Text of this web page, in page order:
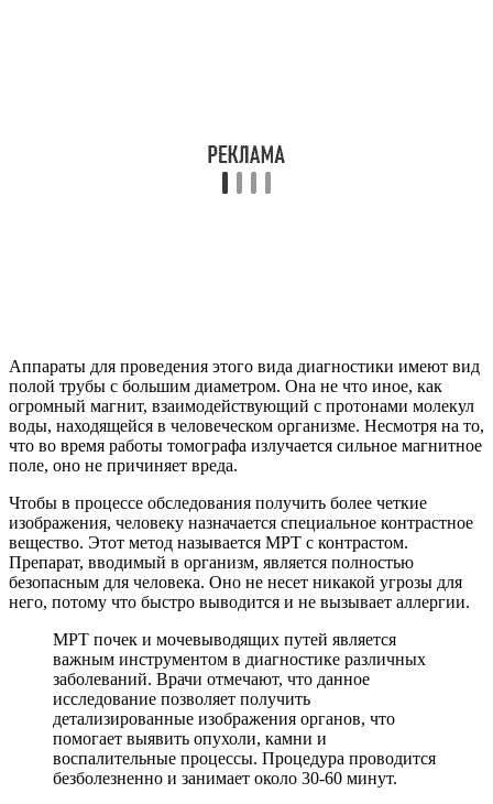
Аппараты для проведения этого вида диагностики имеют вид
полой трубы с большим диаметром. Она не что иное, как
огромный магнит, взаимодействующий с протонами молекул
воды, находящейся в человеческом организме. Несмотря на то,
что во время работы томографа излучается сильное магнитное
поле, оно не причиняет вреда.
Чтобы в процессе обследования получить более четкие
изображения, человеку назначается специальное контрастное
вещество. Этот метод называется МРТ с контрастом.
Препарат, вводимый в организм, является полностью
безопасным для человека. Оно не несет никакой угрозы для
него, потому что быстро выводится и не вызывает аллергии.
МРТ почек и мочевыводящих путей является
важным инструментом в диагностике различных
заболеваний. Врачи отмечают, что данное
исследование позволяет получить
детализированные изображения органов, что
помогает выявить опухоли, камни и
воспалительные процессы. Процедура проводится
безболезненно и занимает около 30-60 минут.